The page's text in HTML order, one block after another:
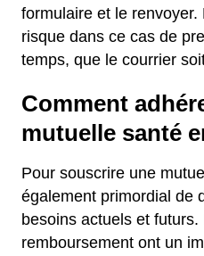
formulaire et le renvoyer.
risque dans ce cas de
temps, que le courrier
Comment
mutuelle santé
Pour souscrire une
également primordial de
besoins actuels et
remboursement ont un